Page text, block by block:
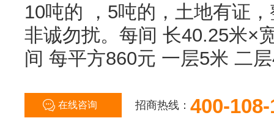
10吨的 ，5吨的，土地有证
非诚勿扰。每间 长40.25米×
间 每平方860元 一层5米 二
在线咨询 招商热线： 400-